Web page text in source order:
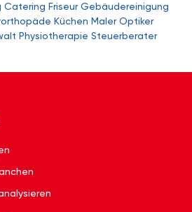
Catering Friseur Gebäudereinigung
Küchen Maler Optiker
Physiotherapie Steuerberater